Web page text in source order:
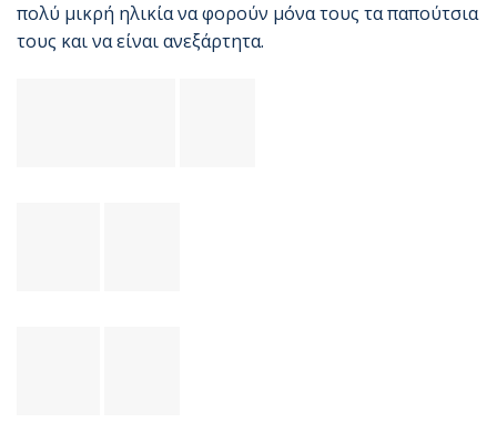
πολύ μικρή ηλικία να φορούν μόνα τους τα παπούτσια
τους και να είναι ανεξάρτητα.